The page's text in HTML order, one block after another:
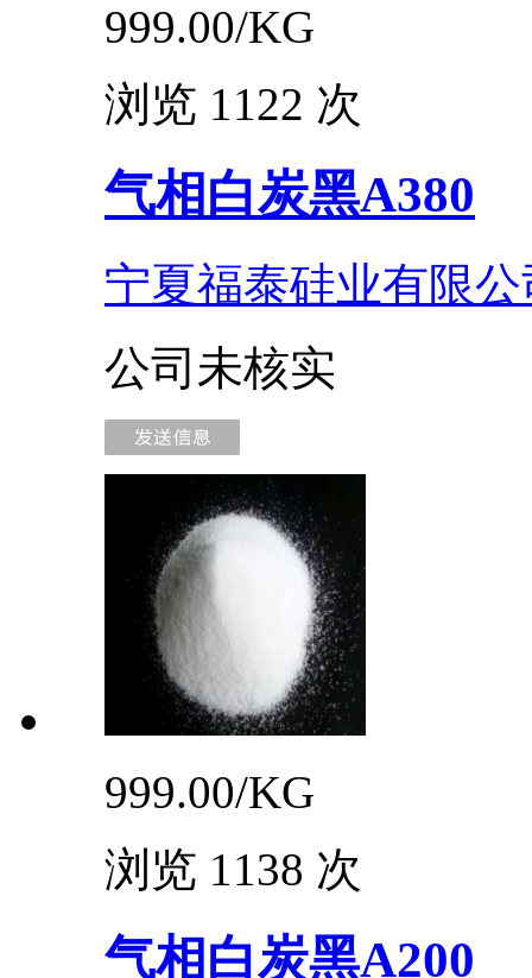
999.00/KG
浏览 1122 次
气相白炭黑A380
宁夏福泰硅业有限公
公司未核实
999.00/KG
浏览 1138 次
气相白炭黑A200